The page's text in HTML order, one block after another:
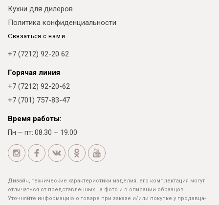
Кухни для дилеров
Политика конфиденциальности
Связаться с нами
+7 (7212) 92-20 62
Горячая линия
+7 (7212) 92-20-62
+7 (701) 757-83-47
Время работы:
Пн — пт: 08.30 — 19.00
Дизайн, технические характеристики изделия, его комплектация могут
отличаться от представленных на фото и в описании образцов.
Уточняйте информацию о товаре при заказе и/или покупке у продавца-